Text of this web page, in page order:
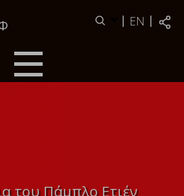
| EN |
του Πάμπλο Ετιέν